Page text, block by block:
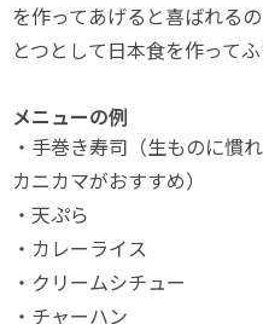
を作ってあげると喜ばれる
とつとして日本食を作って
メニューの例
・手巻き寿司（生ものに慣
カニカマがおすすめ）
・天ぷら
・カレーライス
・クリームシチュー
・チャーハン